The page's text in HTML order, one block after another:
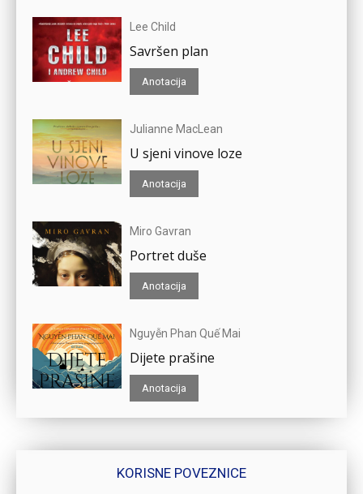
Lee Child
Savršen plan
Anotacija
Julianne MacLean
U sjeni vinove loze
Anotacija
Miro Gavran
Portret duše
Anotacija
Nguyễn Phan Quế Mai
Dijete prašine
Anotacija
KORISNE POVEZNICE